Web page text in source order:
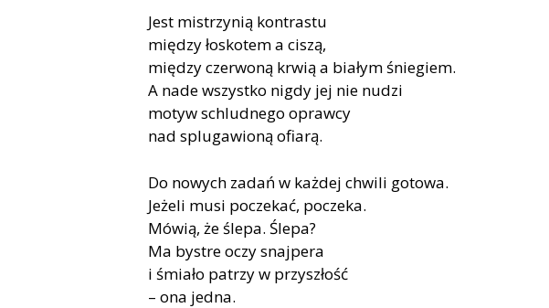
Jest mistrzynią kontrastu
między łoskotem a ciszą,
między czerwoną krwią a białym śniegiem.
A nade wszystko nigdy jej nie nudzi
motyw schludnego oprawcy
nad splugawioną ofiarą.
Do nowych zadań w każdej chwili gotowa.
Jeżeli musi poczekać, poczeka.
Mówią, że ślepa. Ślepa?
Ma bystre oczy snajpera
i śmiało patrzy w przyszłość
– ona jedna.